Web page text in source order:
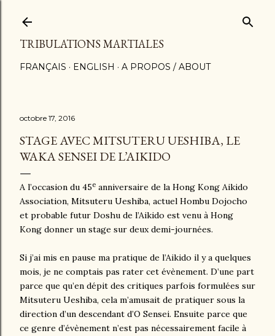
TRIBULATIONS MARTIALES
FRANÇAIS ENGLISH A PROPOS / ABOUT
octobre 17, 2016
STAGE AVEC MITSUTERU UESHIBA, LE
WAKA SENSEI DE L’AIKIDO
A l’occasion du 45e anniversaire de la Hong Kong Aikido
Association, Mitsuteru Ueshiba, actuel Hombu Dojocho
et probable futur Doshu de l’Aikido est venu à Hong
Kong donner un stage sur deux demi-journées.
Si j’ai mis en pause ma pratique de l’Aikido il y a quelques
mois, je ne comptais pas rater cet évènement. D’une part
parce que qu’en dépit des critiques parfois formulées sur
Mitsuteru Ueshiba, cela m’amusait de pratiquer sous la
direction d’un descendant d’O Sensei. Ensuite parce que
ce genre d’évènement n’est pas nécessairement facile à